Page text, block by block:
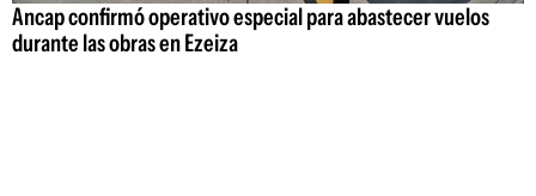
Ancap confirmó operativo especial para abastecer vuelos
durante las obras en Ezeiza